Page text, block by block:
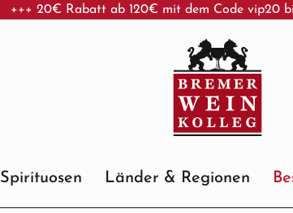
+++ 20€ Rabatt ab 120€ mit dem Code vip20
Spirituosen Länder & Regionen